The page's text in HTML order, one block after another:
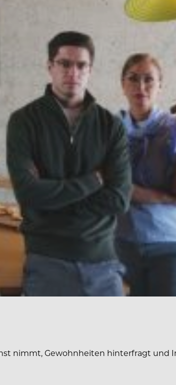
nimmt, Gewohnheiten hinterfragt und